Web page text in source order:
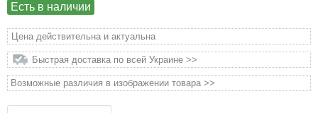
Есть в наличии
Цена действительна и актуальна
Быстрая доставка по всей Украине >>
Возможные различия в изображении товара >>
Товары для голубей
Товары для грызунов
Товары для лошадей